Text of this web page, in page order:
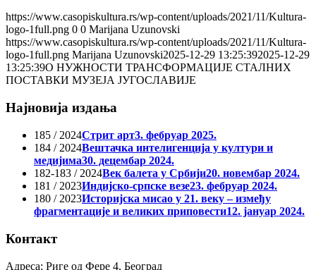
https://www.casopiskultura.rs/wp-content/uploads/2021/11/Kultura-
logo-1full.png 0 0 Marijana Uzunovski
https://www.casopiskultura.rs/wp-content/uploads/2021/11/Kultura-
logo-1full.png Marijana Uzunovski2025-12-29 13:25:392025-12-29
13:25:39О НУЖНОСТИ ТРАНСФОРМАЦИЈЕ СТАЛНИХ
ПОСТАВКИ МУЗЕЈА ЈУГОСЛАВИЈЕ
Најновија издања
185 / 2024Стрит арт3. фебруар 2025.
184 / 2024Вештачка интелигенција у култури и
медијима30. децембар 2024.
182-183 / 2024Век балета у Србији20. новембар 2024.
181 / 2023Индијско-српске везе23. фебруар 2024.
180 / 2023Историјска мисао у 21. веку – између
фрагментације и великих приповести12. јануар 2024.
Контакт
Адреса: Риге од Фере 4, Београд